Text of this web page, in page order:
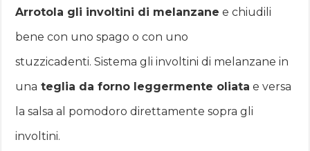
Arrotola gli involtini di melanzane e chiudili
bene con uno spago o con uno
stuzzicadenti. Sistema gli involtini di melanzane in
una teglia da forno leggermente oliata e versa
la salsa al pomodoro direttamente sopra gli
involtini.